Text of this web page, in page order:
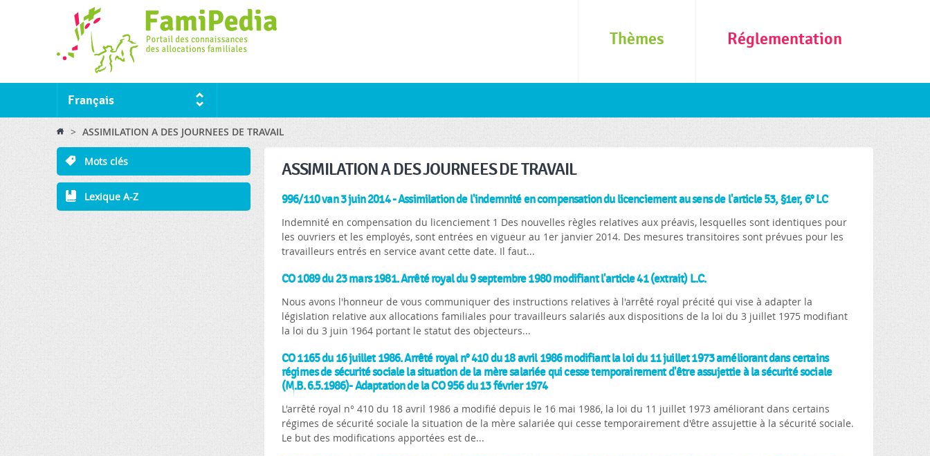
Thèmes Réglementation
Français
You are here
> ASSIMILATION A DES JOURNEES DE TRAVAIL
Mots clés
Lexique A-Z
ASSIMILATION A DES JOURNEES DE TRAVAIL
996/110 van 3 juin 2014 - Assimilation de l'indemnité en compensation du licenciement au sens de l'article 53, §1er, 6° LC
Indemnité en compensation du licenciement 1 Des nouvelles règles relatives aux préavis, lesquelles sont identiques pour
les ouvriers et les employés, sont entrées en vigueur au 1er janvier 2014. Des mesures transitoires sont prévues pour les
travailleurs entrés en service avant cette date. Il faut...
CO 1089 du 23 mars 1981. Arrêté royal du 9 septembre 1980 modifiant l'article 41 (extrait) L.C.
Nous avons l'honneur de vous communiquer des instructions relatives à l'arrêté royal précité qui vise à adapter la
législation relative aux allocations familiales pour travailleurs salariés aux dispositions de la loi du 3 juillet 1975 modifiant
la loi du 3 juin 1964 portant le statut des objecteurs...
CO 1165 du 16 juillet 1986. Arrêté royal n° 410 du 18 avril 1986 modifiant la loi du 11 juillet 1973 améliorant dans certains
régimes de sécurité sociale la situation de la mère salariée qui cesse temporairement d'être assujettie à la sécurité sociale
(M.B. 6.5.1986)- Adaptation de la CO 956 du 13 février 1974
L'arrêté royal n° 410 du 18 avril 1986 a modifié depuis le 16 mai 1986, la loi du 11 juillet 1973 améliorant dans certains
régimes de sécurité sociale la situation de la mère salariée qui cesse temporairement d'être assujettie à la sécurité sociale.
Le but des modifications apportées est de...